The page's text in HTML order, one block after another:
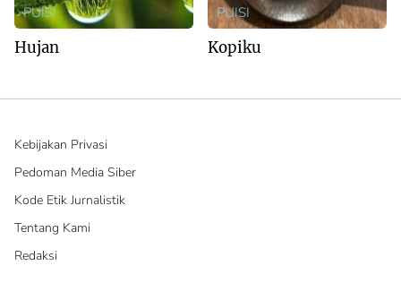
PUISI
Hujan
PUISI
Kopiku
Kebijakan Privasi
Pedoman Media Siber
Kode Etik Jurnalistik
Tentang Kami
Redaksi